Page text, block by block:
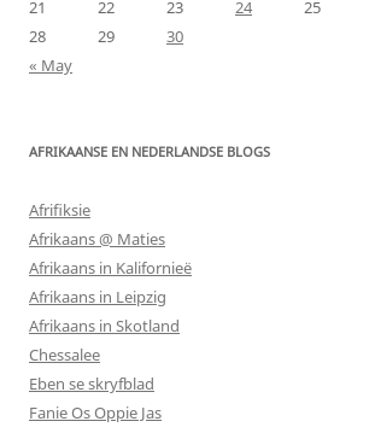
21
22 23 24 25
28
29
30
« May
AFRIKAANSE EN NEDERLANDSE BLOGS
Afrifiksie
Afrikaans @ Maties
Afrikaans in Kalifornieë
Afrikaans in Leipzig
Afrikaans in Skotland
Chessalee
Eben se skryfblad
Fanie Os Oppie Jas